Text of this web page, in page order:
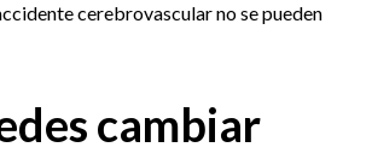
cerebrovascular no se pueden
cambiar